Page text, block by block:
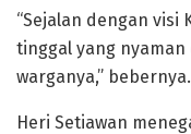
“Sejalan dengan visi
tinggal yang
warganya,” bebernya.
Heri Setiawan